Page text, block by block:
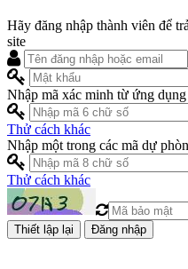
Hãy đăng nhập thành viên để
site
Nhập mã xác minh từ ứng
Thử cách khác
Nhập một trong các mã dự
Thử cách khác
Đăng nhập